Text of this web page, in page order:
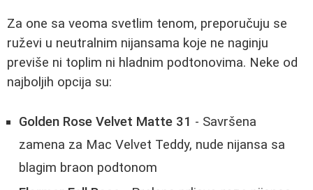
Za one sa veoma svetlim tenom, preporučuju se
ruževi u neutralnim nijansama koje ne naginju
previše ni toplim ni hladnim podtonovima. Neke od
najboljih opcija su:
Golden Rose Velvet Matte 31 - Savršena
zamena za Mac Velvet Teddy, nude nijansa sa
blagim braon podtonom